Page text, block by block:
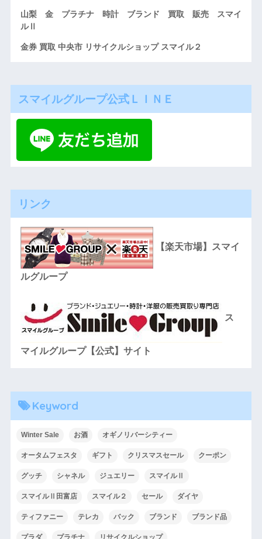
山梨 金 プラチナ 時計 ブランド 買取 販売 スマイ
ルⅡ
金券 買取 中央市 リサイクルショップ スマイル２
スマイルグループ公式ＬＩＮＥ
リンク
【楽天市場】スマイ
ルグループ
ス
マイルグループ【公式】サイト
Keyword
Winter Sale お酒 オギノリバーシティー
オータムフェスタ ギフト クリスマスセール クーポン
グッチ シャネル ジュエリー スマイルⅡ
スマイルⅡ田富店 スマイル２ セール ダイヤ
ティファニー テレカ バック ブランド ブランド品
プラダ プラチナ リサイクルショップ